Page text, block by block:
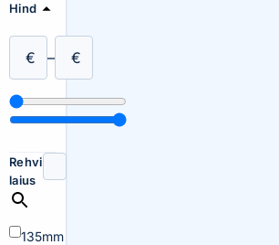
Hind
€ – €
Rehvi
laius
135mm